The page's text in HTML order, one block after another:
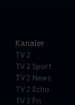
Kanaler
TV 2
TV 2 Sport
TV 2 News
TV 2 Echo
TV 2 Fri